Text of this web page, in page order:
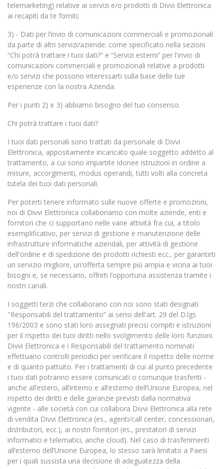
telemarketing) relative ai servizi e/o prodotti di Divvi Elettronica
ai recapiti da te forniti;
3) - Dati per l’invio di comunicazioni commerciali e promozionali
da parte di altri servizi/aziende: come specificato nella sezioni
“Chi potrà trattare i tuoi dati?” e “Servizi esterni” per l'invio di
comunicazioni commerciali e promozionali relative a prodotti
e/o servizi che possono interessarti sulla base delle tue
esperienze con la nostra Azienda.
Per i punti 2) e 3) abbiamo bisogno del tuo consenso.
Chi potrà trattare i tuoi dati?
I tuoi dati personali sono trattati da personale di Divvi
Elettronica, appositamente incaricato quale soggetto addetto al
trattamento, a cui sono impartite idonee istruzioni in ordine a
misure, accorgimenti, modus operandi, tutti volti alla concreta
tutela dei tuoi dati personali.
Per poterti tenere informato sulle nuove offerte e promozioni,
noi di Divvi Elettronica collaboriamo con molte aziende, enti e
fornitori che ci supportano nelle varie attività fra cui, a titolo
esemplificativo, per servizi di gestione e manutenzione delle
infrastrutture informatiche aziendali, per attività di gestione
dell'ordine e di spedizione dei prodotti richiesti ecc., per garantirti
un servizio migliore, un’offerta sempre più ampia e vicina ai tuoi
bisogni e, se necessario, offrirti l’opportuna assistenza tramite i
nostri canali.
I soggetti terzi che collaborano con noi sono stati designati
"Responsabili del trattamento” ai sensi dell'art. 29 del D.lgs
196/2003 e sono stati loro assegnati precisi compiti e istruzioni
per il rispetto dei tuoi diritti nello svolgimento delle loro funzioni.
Divvi Elettronica e i Responsabili del trattamento nominati
effettuano controlli periodici per verificare il rispetto delle norme
e di quanto pattuito. Per i trattamenti di cui al punto precedente
i tuoi dati potranno essere comunicati o comunque trasferiti -
anche all’estero, all’interno e all’esterno dell’Unione Europea, nel
rispetto dei diritti e delle garanzie previsti dalla normativa
vigente - alle società con cui collabora Divvi Elettronica alla rete
di vendita Divvi Elettronica (es., agenti/call center, concessionari,
distributori, ecc.), ai nostri fornitori (es., prestatori di servizi
informatici e telematici, anche cloud). Nel caso di trasferimenti
all’esterno dell’Unione Europea, lo stesso sarà limitato a Paesi
per i quali sussista una decisione di adeguatezza della